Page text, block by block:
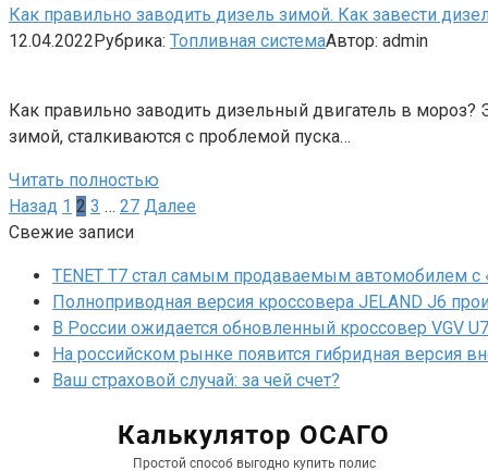
Как правильно заводить дизель зимой. Как завести
12.04.2022Рубрика: Топливная системаАвтор: admin
Как правильно заводить дизельный двигатель в
зимой, сталкиваются с проблемой пуска…
Читать полностью
Пагинация
записей
Назад 1 2 3 … 27 Далее
Свежие записи
TENET T7 стал самым продаваемым автомобилем
Полноприводная версия кроссовера JELAND J6
В России ожидается обновленный кроссовер VGV
На российском рынке появится гибридная версия
Ваш страховой случай: за чей счет?